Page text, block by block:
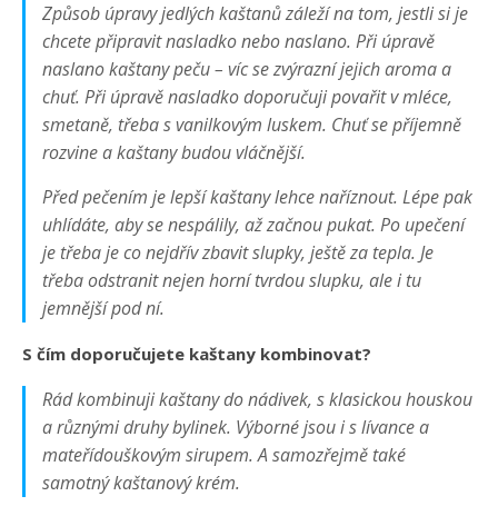
Způsob úpravy jedlých kaštanů záleží na tom, jestli si je
chcete připravit nasladko nebo naslano. Při úpravě
naslano kaštany peču – víc se zvýrazní jejich aroma a
chuť. Při úpravě nasladko doporučuji povařit v mléce,
smetaně, třeba s vanilkovým luskem. Chuť se příjemně
rozvine a kaštany budou vláčnější.
Před pečením je lepší kaštany lehce naříznout. Lépe pak
uhlídáte, aby se nespálily, až začnou pukat. Po upečení
je třeba je co nejdřív zbavit slupky, ještě za tepla. Je
třeba odstranit nejen horní tvrdou slupku, ale i tu
jemnější pod ní.
S čím doporučujete kaštany kombinovat?
Rád kombinuji kaštany do nádivek, s klasickou houskou
a různými druhy bylinek. Výborné jsou i s lívance a
mateřídouškovým sirupem. A samozřejmě také
samotný kaštanový krém.